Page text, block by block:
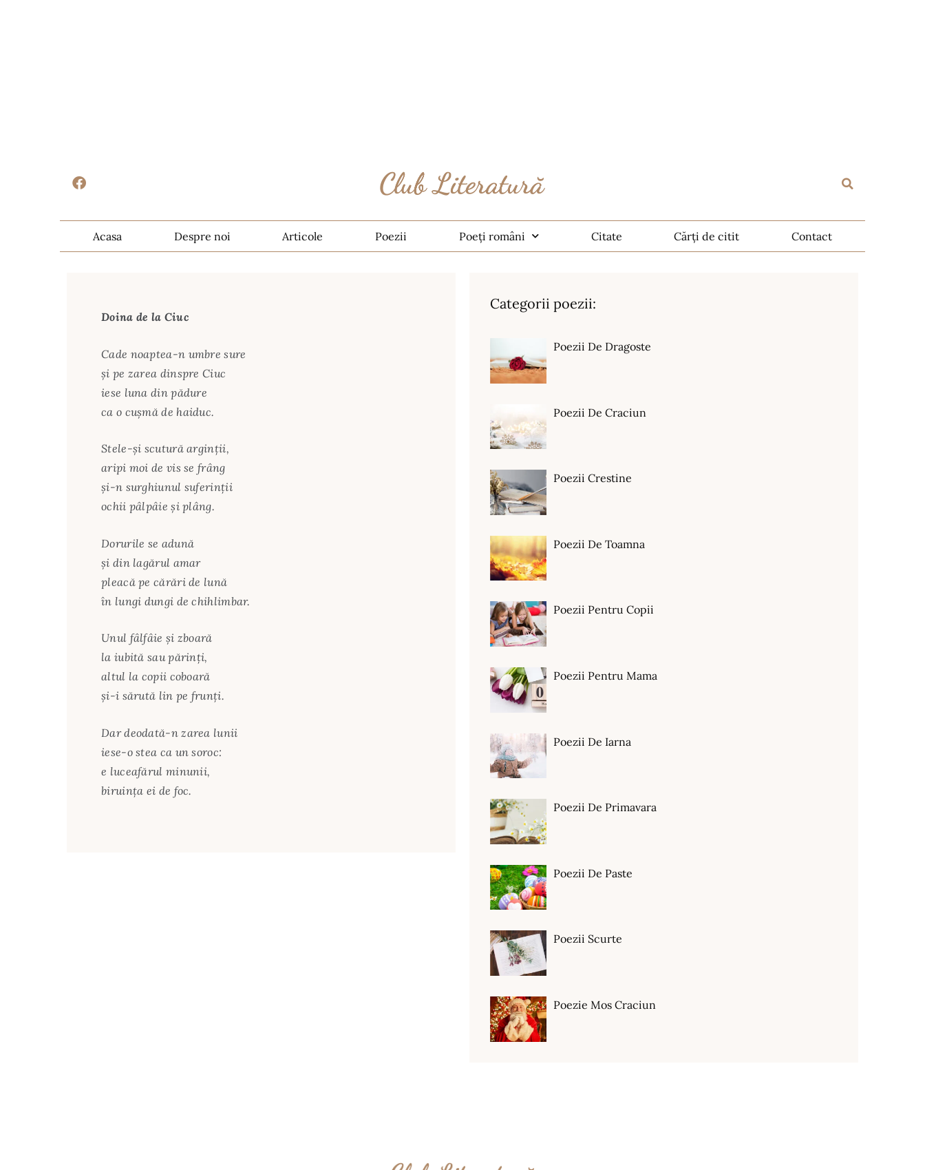
Acasa Despre noi Articole Poezii Poeți români Citate Cărți de citit Contact
Doina de la Ciuc
Cade noaptea-n umbre sure
și pe zarea dinspre Ciuc
iese luna din pădure
ca o cușmă de haiduc.
Stele-și scutură arginții,
aripi moi de vis se frâng
și-n surghiunul suferinții
ochii pâlpâie și plâng.
Dorurile se adună
și din lagărul amar
pleacă pe cărări de lună
în lungi dungi de chihlimbar.
Unul fâlfâie și zboară
la iubită sau părinți,
altul la copii coboară
și-i sărută lin pe frunți.
Dar deodată-n zarea lunii
iese-o stea ca un soroc:
e luceafărul minunii,
biruința ei de foc.
Categorii poezii:
Poezii De Dragoste
Poezii De Craciun
Poezii Crestine
Poezii De Toamna
Poezii Pentru Copii
Poezii Pentru Mama
Poezii De Iarna
Poezii De Primavara
Poezii De Paste
Poezii Scurte
Poezie Mos Craciun